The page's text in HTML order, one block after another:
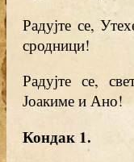
Радујте се,
сродници!
Радујте се,
Јоакиме и Ано!
Кондак 1.